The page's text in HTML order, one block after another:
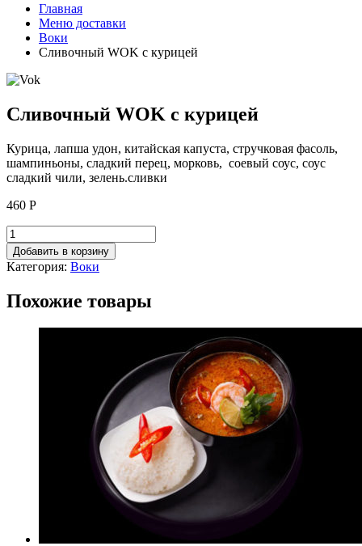
Главная
Меню доставки
Воки
Сливочный WOK с курицей
Сливочный WOK с курицей
Курица, лапша удон, китайская капуста, стручковая фасоль,
шампиньоны, сладкий перец, морковь, соевый соус, соус
сладкий чили, зелень.сливки
460 Р
Добавить в корзину
Категория: Воки
Похожие товары